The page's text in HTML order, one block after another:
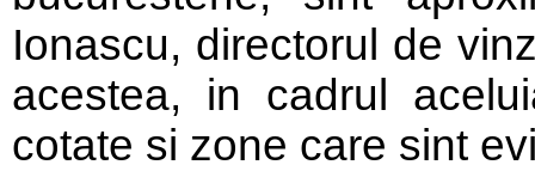
Ionascu, directorul de
acestea, in cadrul
cotate si zone care sint